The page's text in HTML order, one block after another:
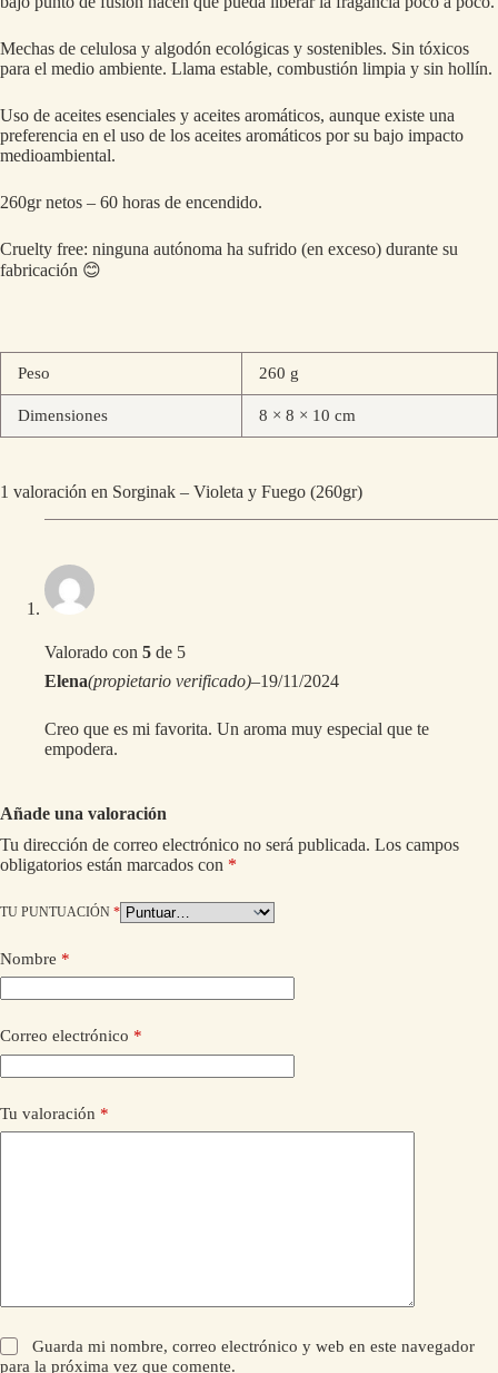
Mechas de celulosa y algodón ecológicas y sostenibles. Sin tóxicos
para el medio ambiente. Llama estable, combustión limpia y sin hollín.
Uso de aceites esenciales y aceites aromáticos, aunque existe una
preferencia en el uso de los aceites aromáticos por su bajo impacto
medioambiental.
260gr netos – 60 horas de encendido.
Cruelty free: ninguna autónoma ha sufrido (en exceso) durante su
fabricación 😊
Peso 260 g
Dimensiones 8 × 8 × 10 cm
1 valoración en Sorginak – Violeta y Fuego (260gr)
Valorado con 5 de 5
Elena(propietario verificado)–19/11/2024
Creo que es mi favorita. Un aroma muy especial que te
empodera.
Añade una valoración
Tu dirección de correo electrónico no será publicada. Los campos
obligatorios están marcados con *
TU PUNTUACIÓN *
Nombre *
Correo electrónico *
Tu valoración *
Guarda mi nombre, correo electrónico y web en este navegador
para la próxima vez que comente.